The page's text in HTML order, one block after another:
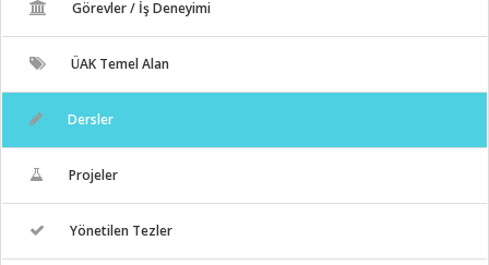
Görevler / İş Deneyimi
ÜAK Temel Alan
Dersler
Projeler
Yönetilen Tezler